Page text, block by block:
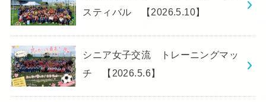
スティバル 【2026.5.10】
シニア女子交流 トレーニングマッ
チ 【2026.5.6】